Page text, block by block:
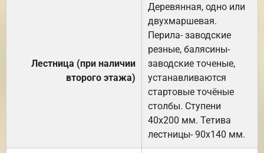
Лестница (при наличии
второго этажа)
Деревянная, одно или
двухмаршевая.
Перила- заводские
резные, балясины-
заводские точеные,
устанавливаются
стартовые точёные
столбы. Ступени
40х200 мм. Тетива
лестницы- 90х140 мм.